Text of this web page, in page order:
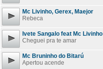
Mc Livinho, Gerex, Maejor
Rebeca
Ivete Sangalo feat Mc Livinho
Cheguei pra te amar
Mc Bruninho do Bitarú
Apertou acende